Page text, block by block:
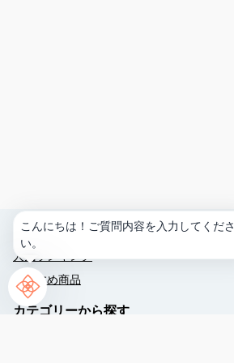
ランキング
人気ランキング
おすすめ商品
カテゴリーから探す
こんにちは！ご質問内容を入力してくださ
い。
ホ
テ
ル
谷
茶
ベ
イ